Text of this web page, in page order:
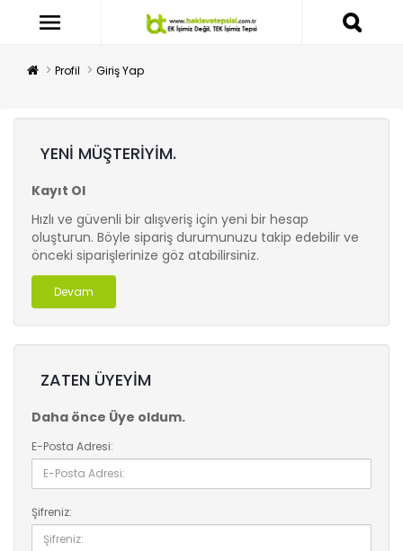
Profil Giriş Yap
YENI MÜŞTERIYIM.
Kayıt Ol
Hızlı ve güvenli bir alışveriş için yeni bir hesap
oluşturun. Böyle sipariş durumunuzu takip edebilir ve
önceki siparişlerinize göz atabilirsiniz.
Devam
ZATEN ÜYEYIM
Daha önce Üye oldum.
E-Posta Adresi:
Şifreniz: